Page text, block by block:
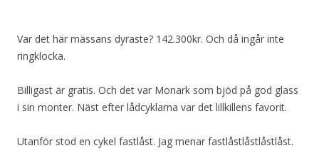
Var det här mässans dyraste? 142.300kr. Och då ingår inte
ringklocka.
Billigast är gratis. Och det var Monark som bjöd på god glass
i sin monter. Näst efter lådcyklarna var det lillkillens favorit.
Utanför stod en cykel fastlåst. Jag menar fastlåstlåstlåstlåst.